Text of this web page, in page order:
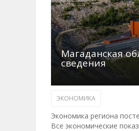
Магаданская
сведения
ЭКОНОМИКА
Экономика региона
Все экономические